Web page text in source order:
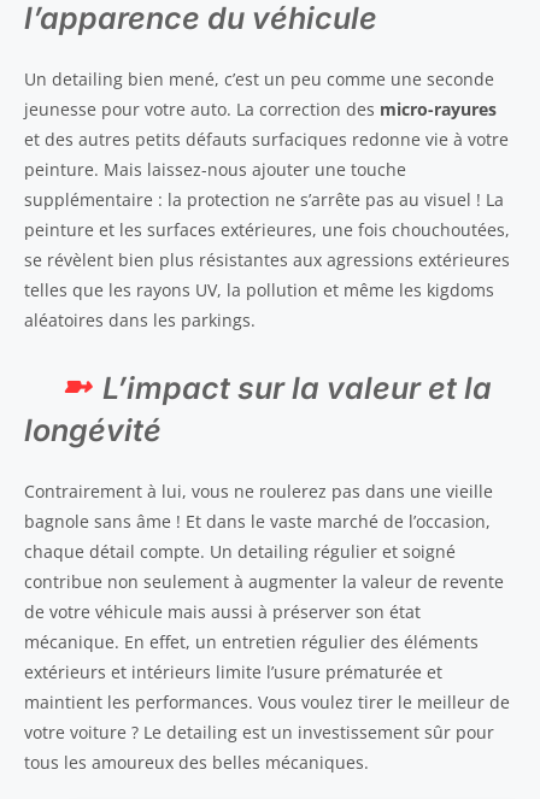
l’apparence du véhicule
Un detailing bien mené, c’est un peu comme une seconde
jeunesse pour votre auto. La correction des micro-rayures
et des autres petits défauts surfaciques redonne vie à votre
peinture. Mais laissez-nous ajouter une touche
supplémentaire : la protection ne s’arrête pas au visuel ! La
peinture et les surfaces extérieures, une fois chouchoutées,
se révèlent bien plus résistantes aux agressions extérieures
telles que les rayons UV, la pollution et même les kigdoms
aléatoires dans les parkings.
L’impact sur la valeur et la
longévité
Contrairement à lui, vous ne roulerez pas dans une vieille
bagnole sans âme ! Et dans le vaste marché de l’occasion,
chaque détail compte. Un detailing régulier et soigné
contribue non seulement à augmenter la valeur de revente
de votre véhicule mais aussi à préserver son état
mécanique. En effet, un entretien régulier des éléments
extérieurs et intérieurs limite l’usure prématurée et
maintient les performances. Vous voulez tirer le meilleur de
votre voiture ? Le detailing est un investissement sûr pour
tous les amoureux des belles mécaniques.